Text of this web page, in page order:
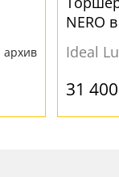
архив
NERO
Ideal
31